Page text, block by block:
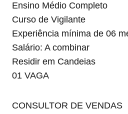
Ensino Médio Completo
Curso de Vigilante
Experiência mínima de 06
Salário: A combinar
Residir em Candeias
01 VAGA
CONSULTOR DE VENDAS